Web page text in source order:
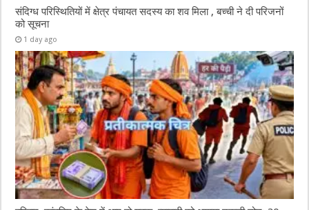
संदिग्ध परिस्थितियों में क्षेत्र पंचायत सदस्य का शव मिला , बच्ची ने दी परिजनों
को सूचना
1 day ago